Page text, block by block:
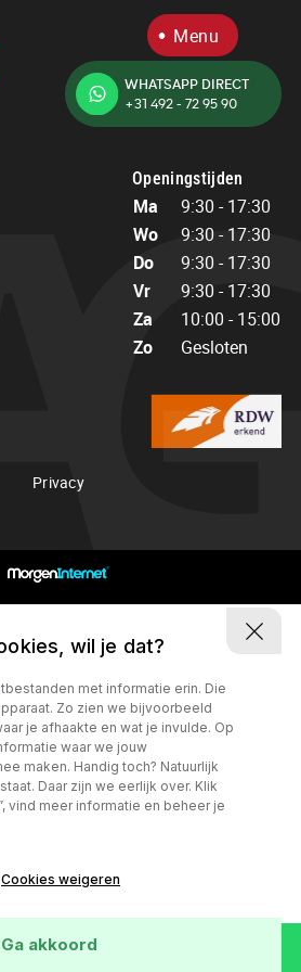
Menu
Openingstijden
Ma
9:30 - 17:30
9:30 - 17:30
9:30 - 17:30
Za
10:00 - 15:00
WHATSAPP DIRECT
+31 492 - 72 95 90
Openingstijden
Ma
9:30 - 17:30
Wo
9:30 - 17:30
Do
9:30 - 17:30
Vr
9:30 - 17:30
Za
10:00 - 15:00
Zo
Gesloten
Privacy
wil je dat?
met informatie erin. Die
Zo zien we bijvoorbeeld
je afhaakte en wat je invulde. Op
waar we jouw
maken. Handig toch? Natuurlijk
Daar zijn we eerlijk over. Klik
vind meer informatie en beheer je
Cookies weigeren
Ga akkoord